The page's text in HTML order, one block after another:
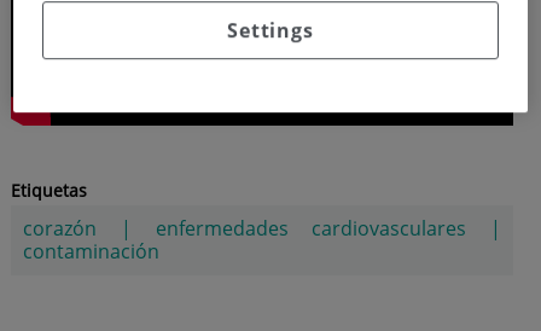
Etiquetas
corazón | enfermedades cardiovasculares |
contaminación
Settings